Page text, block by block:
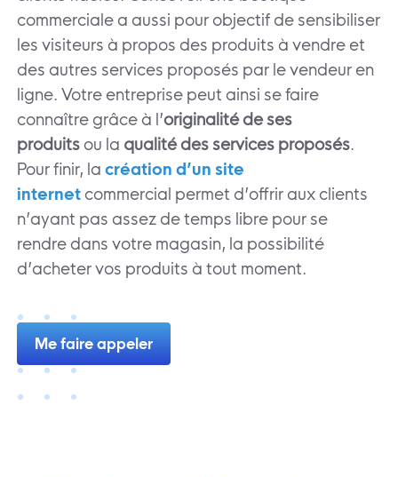
commerciale a aussi pour objectif de sensibiliser
les visiteurs à propos des produits à vendre et
des autres services proposés par le vendeur en
ligne. Votre entreprise peut ainsi se faire
connaître grâce à l’originalité de ses
produits ou la qualité des services proposés.
Pour finir, lacréation d’un site
internet commercial permet d’offrir aux clients
n’ayant pas assez de temps libre pour se
rendre dans votre magasin, la possibilité
d’acheter vos produits à tout moment.
Me faire appeler